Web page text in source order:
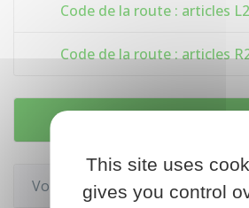
Code de la route : articles
Code de la route : articles
Services en ligne et
Voir aussi
This site uses
gives you control